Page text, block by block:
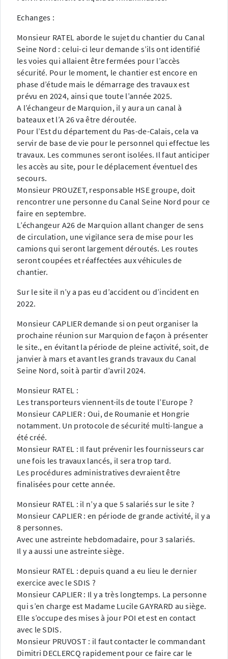
Echanges :
Monsieur RATEL aborde le sujet du chantier du Canal
Seine Nord : celui-ci leur demande s’ils ont identifié
les voies qui allaient être fermées pour l’accès
sécurité. Pour le moment, le chantier est encore en
phase d’étude mais le démarrage des travaux est
prévu en 2024, ainsi que toute l’année 2025.
A l’échangeur de Marquion, il y aura un canal à
bateaux et l’A 26 va être déroutée.
Pour l’Est du département du Pas-de-Calais, cela va
servir de base de vie pour le personnel qui effectue les
travaux. Les communes seront isolées. Il faut anticiper
les accès au site, pour le déplacement éventuel des
secours.
Monsieur PROUZET, responsable HSE groupe, doit
rencontrer une personne du Canal Seine Nord pour ce
faire en septembre.
L’échangeur A26 de Marquion allant changer de sens
de circulation, une vigilance sera de mise pour les
camions qui seront largement déroutés. Les routes
seront coupées et réaffectées aux véhicules de
chantier.
Sur le site il n’y a pas eu d’accident ou d’incident en
2022.
Monsieur CAPLIER demande si on peut organiser la
prochaine réunion sur Marquion de façon à présenter
le site., en évitant la période de pleine activité, soit, de
janvier à mars et avant les grands travaux du Canal
Seine Nord, soit à partir d’avril 2024.
Monsieur RATEL :
Les transporteurs viennent-ils de toute l’Europe ?
Monsieur CAPLIER : Oui, de Roumanie et Hongrie
notamment. Un protocole de sécurité multi-langue a
été créé.
Monsieur RATEL : Il faut prévenir les fournisseurs car
une fois les travaux lancés, il sera trop tard.
Les procédures administratives devraient être
finalisées pour cette année.
Monsieur RATEL : il n’y a que 5 salariés sur le site ?
Monsieur CAPLIER : en période de grande activité, il y a
8 personnes.
Avec une astreinte hebdomadaire, pour 3 salariés.
Il y a aussi une astreinte siège.
Monsieur RATEL : depuis quand a eu lieu le dernier
exercice avec le SDIS ?
Monsieur CAPLIER : Il y a très longtemps. La personne
qui s’en charge est Madame Lucile GAYRARD au siège.
Elle s’occupe des mises à jour POI et est en contact
avec le SDIS.
Monsieur PRUVOST : il faut contacter le commandant
Dimitri DECLERCQ rapidement pour ce faire car le